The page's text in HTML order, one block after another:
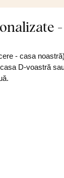
- casa noastră)
D-voastră